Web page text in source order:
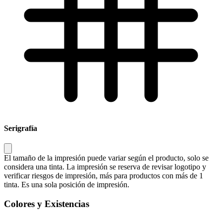
Serigrafía
El tamaño de la impresión puede variar según el producto, solo se
considera una tinta. La impresión se reserva de revisar logotipo y
verificar riesgos de impresión, más para productos con más de 1
tinta. Es una sola posición de impresión.
Colores y Existencias